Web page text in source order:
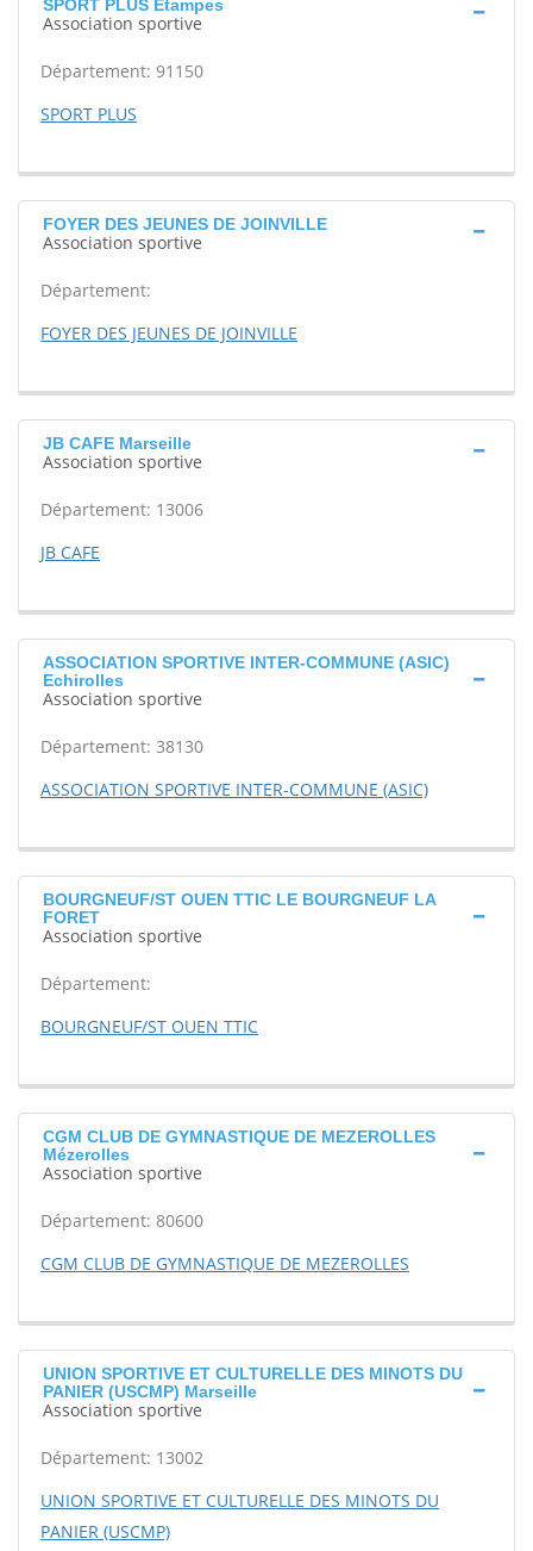
SPORT PLUS Etampes
Association sportive
Département: 91150
SPORT PLUS
FOYER DES JEUNES DE JOINVILLE
Association sportive
Département:
FOYER DES JEUNES DE JOINVILLE
JB CAFE Marseille
Association sportive
Département: 13006
JB CAFE
ASSOCIATION SPORTIVE INTER-COMMUNE (ASIC)
Echirolles
Association sportive
Département: 38130
ASSOCIATION SPORTIVE INTER-COMMUNE (ASIC)
BOURGNEUF/ST OUEN TTIC LE BOURGNEUF LA
FORET
Association sportive
Département:
BOURGNEUF/ST OUEN TTIC
CGM CLUB DE GYMNASTIQUE DE MEZEROLLES
Mézerolles
Association sportive
Département: 80600
CGM CLUB DE GYMNASTIQUE DE MEZEROLLES
UNION SPORTIVE ET CULTURELLE DES MINOTS DU
PANIER (USCMP) Marseille
Association sportive
Département: 13002
UNION SPORTIVE ET CULTURELLE DES MINOTS DU
PANIER (USCMP)